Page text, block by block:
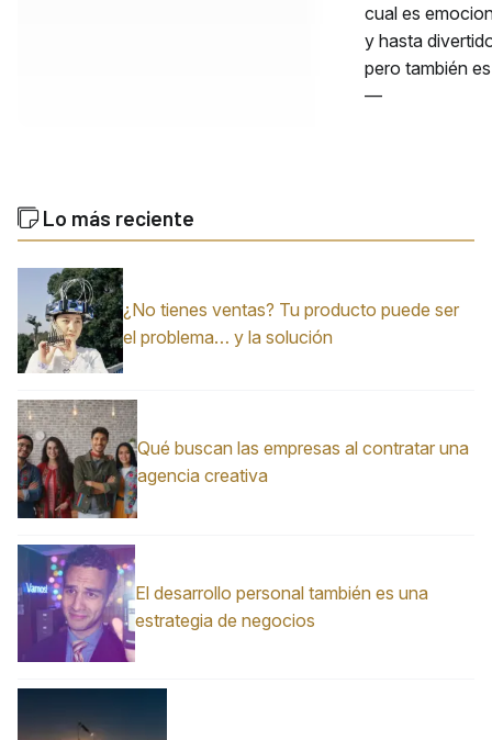
cual es
y hasta
pero también
—
Lo más reciente
¿No tienes ventas? Tu producto puede ser
el problema… y la solución
Qué buscan las empresas al contratar una
agencia creativa
El desarrollo personal también es una
estrategia de negocios